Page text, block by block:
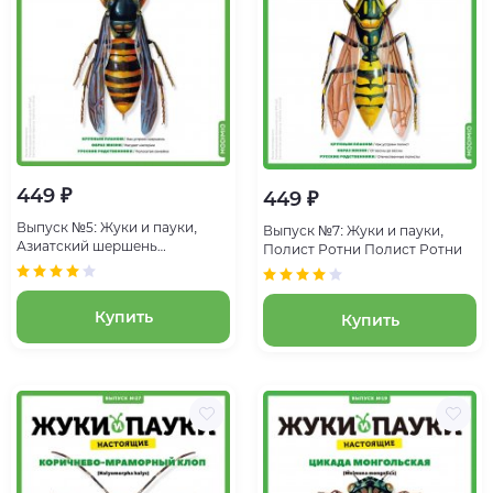
449 ₽
Выпуск №5: Жуки и пауки,
Азиатский шершень
Азиатский шершень
Купить
449 ₽
Выпуск №7: Жуки и пауки,
Полист Ротни Полист Ротни
Купить